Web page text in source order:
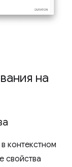
на
в контекстном
свойства